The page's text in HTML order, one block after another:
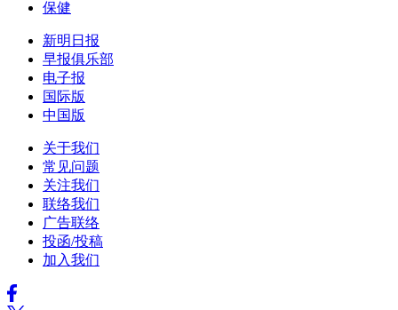
保健
新明日报
早报俱乐部
电子报
国际版
中国版
关于我们
常见问题
关注我们
联络我们
广告联络
投函/投稿
加入我们